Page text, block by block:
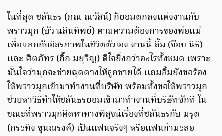
ในที่สุด ชลันธร (ภณ ณวัสน์) ก็ยอมตกลงแต่งงานกับ
พราวมุก (บัว นลินทิพย์) ตามความต้องการของพ่อแม่
เพื่อแลกกับอิสรภาพในชีวิตตัวเอง งานนี้ ลิ้ม (จ๊อบ นิธิ)
และ ศิตภัทร (กิ๊ก มยุริญ) ดีใจยิ่งกว่าอะไรทั้งหมด เพราะ
มั่นใจว่ามุกจะช่วยฉุดดวงให้ลูกชายได้ แถมลิ้มยังขอร้อง
ให้พราวมุกเข้ามาทำงานที่บริษัท พร้อมทั้งขอให้พราวมุก
ช่วยหาวิธีทำให้ชลันธรยอมเข้ามาทำงานที่บริษัทซักที ใน
ขณะที่พราวมุกคิดหาทางพิสูจน์เรื่องที่ชลันธรกับ มรุต
(กระทิง ขุนณรงค์) เป็นแฟนจริงๆ หรือแฟนกำมะลอ